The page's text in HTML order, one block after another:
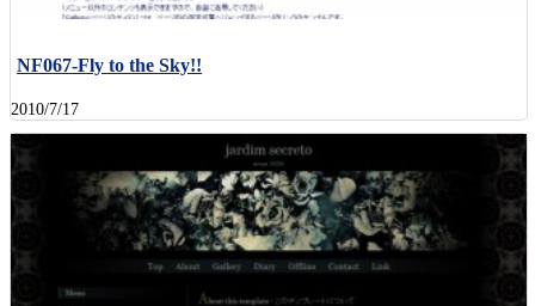
NF067-Fly to the Sky!!
2010/7/17